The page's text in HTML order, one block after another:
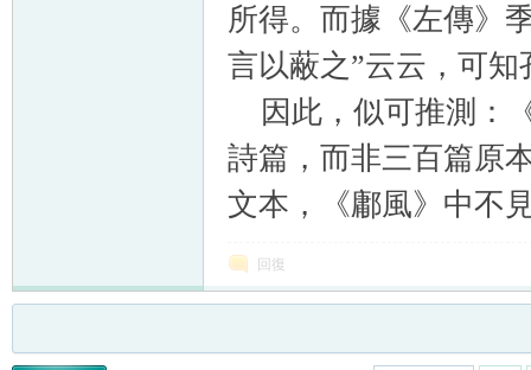
所得。而據《左傳》
言以蔽之”云云，可
因此，似可推測：
詩篇，而非三百篇原
文本，《鄘風》中不
回復